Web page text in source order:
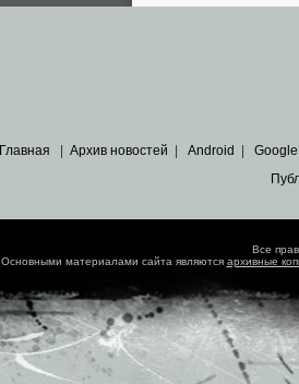
Главная Архив новостей Android Google
Все
Основными материалами сайта являются архивные